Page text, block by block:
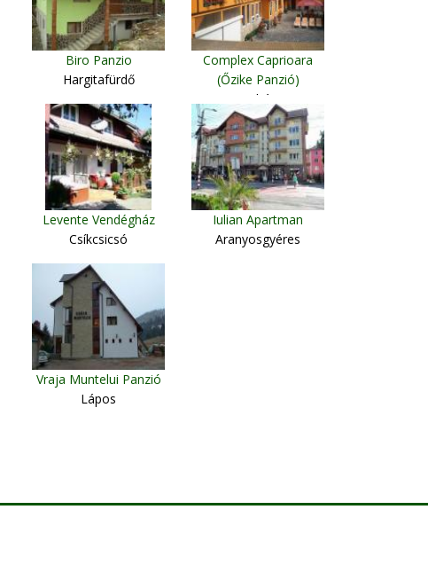
Biro Panzio
Hargitafürdő
Complex Caprioara
(Őzike Panzió)
Nagybánya
Levente Vendégház
Csíkcsicsó
Iulian Apartman
Aranyosgyéres
Vraja Muntelui Panzió
Lápos